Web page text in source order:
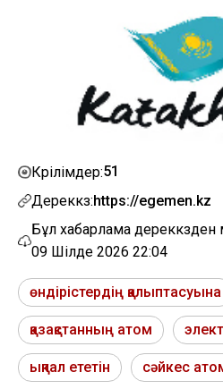
Көрілімдер:51
Дереккөз:https://egemen.kz
Бұл хабарлама дереккөзден
09 Шілде 2026 22:04
өндірістердің қалыптасуына
қазақстанның атом
ықпал ететін сәйкес